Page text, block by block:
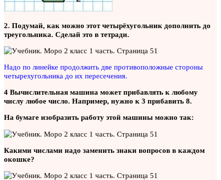
2. Подумай, как можно этот четырёхугольник дополнить до
треугольника. Сделай это в тетради.
Надо по линейке продолжить две противоположные стороны
четырехугольника до их пересечения.
4 Вычислительная машина может прибавлять к любому
числу любое число. Например, нужно к 3 прибавить 8.
На бумаге изобразить работу этой машины можно так:
Какими числами надо заменить знаки вопросов в каждом
окошке?